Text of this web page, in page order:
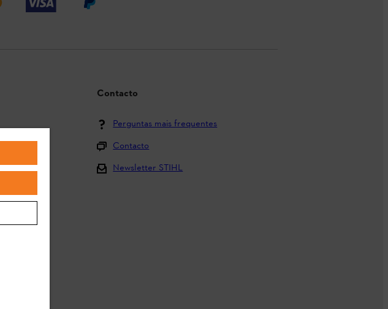
Contacto
Perguntas mais frequentes
Contacto
Newsletter STIHL